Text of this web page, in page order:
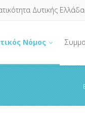
Δυτικής
Νόμος